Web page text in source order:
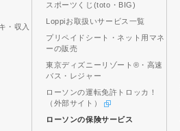
・収入
スポーツくじ(toto・BIG)
Loppiお取扱いサービス一覧
プリペイドシート・ネット用マネ
ーの販売
東京ディズニーリゾート®・高速
バス・レジャー
ローソンの運転免許トロッカ！
（外部サイト）
ローソンの保険サービス